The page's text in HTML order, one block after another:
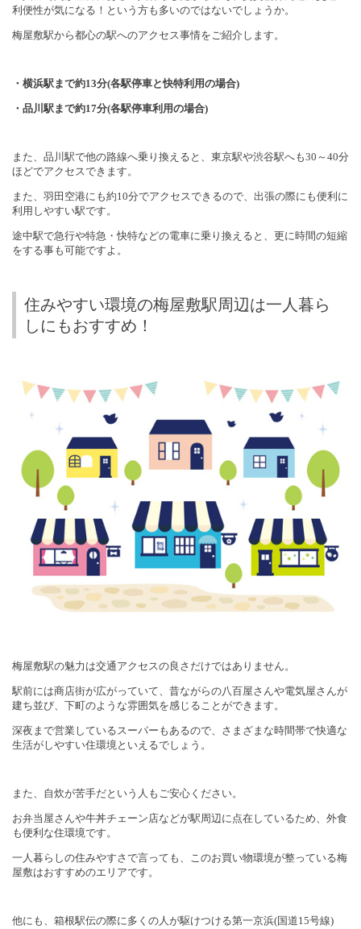
利便性が気になる！という方も多いのではないでしょうか。
梅屋敷駅から都心の駅へのアクセス事情をご紹介します。
・横浜駅まで約13分(各駅停車と快特利用の場合)
・品川駅まで約17分(各駅停車利用の場合)
また、品川駅で他の路線へ乗り換えると、東京駅や渋谷駅へも30 ～ 40分
ほどでアクセスできます。
また、羽田空港にも約10分でアクセスできるので、出張の際にも便利に
利用しやすい駅です。
途中駅で急行や特急・快特などの電車に乗り換えると、更に時間の短縮
をする事も可能ですよ。
住みやすい環境の梅屋敷駅周辺は一人暮ら
しにもおすすめ！
梅屋敷駅の魅力は交通アクセスの良さだけではありません。
駅前には商店街が広がっていて、昔ながらの八百屋さんや電気屋さんが
建ち並び、下町のような雰囲気を感じることができます。
深夜まで営業しているスーパーもあるので、さまざまな時間帯で快適な
生活がしやすい住環境といえるでしょう。
また、自炊が苦手だという人もご安心ください。
お弁当屋さんや牛丼チェーン店などが駅周辺に点在しているため、外食
も便利な住環境です。
一人暮らしの住みやすさで言っても、このお買い物環境が整っている梅
屋敷はおすすめのエリアです。
他にも、箱根駅伝の際に多くの人が駆けつける第一京浜(国道15号線)